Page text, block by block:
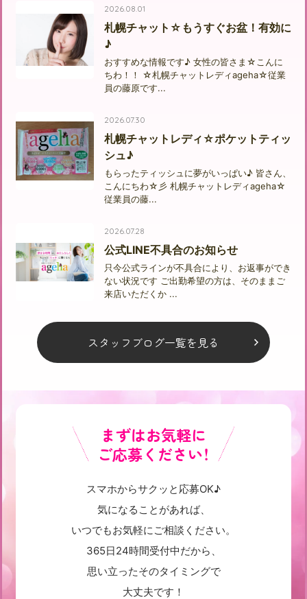
2026.08.01
札幌チャット☆もうすぐお盆！有効に
♪
おすすめな情報です♪ 女性の皆さま☆こんに
ちわ！！ ☆札幌チャットレディageha☆従業
員の藤原です...
2026.07.30
札幌チャットレディ☆ポケットティッ
シュ♪
もらったティッシュに夢がいっぱい♪ 皆さん、
こんにちわ☆彡 札幌チャットレディageha☆
従業員の藤...
2026.07.28
公式LINE不具合のお知らせ
只今公式ラインが不具合により、お返事ができ
ない状況です ご出勤希望の方は、そのままご
来店いただくか ...
スタッフブログ一覧を見る
まずはお気軽に
ご応募ください！
スマホからサクッと応募OK♪
気になることがあれば、
いつでもお気軽にご相談ください。
365日24時間受付中だから、
思い立ったそのタイミングで
大丈夫です！